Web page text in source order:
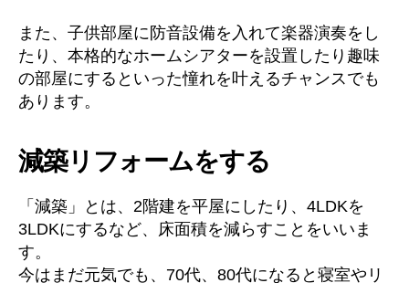
また、子供部屋に防音設備を入れて楽器演奏をし
たり、本格的なホームシアターを設置したり趣味
の部屋にするといった憧れを叶えるチャンスでも
あります。
減築リフォームをする
「減築」とは、2階建を平屋にしたり、4LDKを
3LDKにするなど、床面積を減らすことをいいま
す。
今はまだ元気でも、70代、80代になると寝室やリ